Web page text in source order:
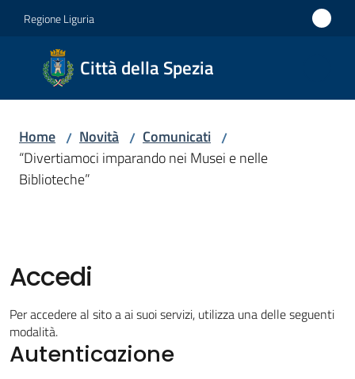
Vai al contenuto
Vai alla navigazione
Vai al footer
Regione Liguria
Città della Spezia
Città
della
Spezia
Medaglia
d'oro al
Merito
al Valor
Home / Novità / Comunicati /
“Divertiamoci imparando nei Musei e nelle
Biblioteche”
Accedi
Per accedere al sito a ai suoi servizi, utilizza una delle seguenti
modalità.
Autenticazione